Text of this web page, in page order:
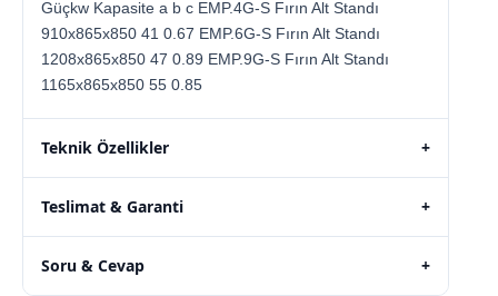
Güçkw Kapasite a b c EMP.4G-S Fırın Alt Standı
910x865x850 41 0.67 EMP.6G-S Fırın Alt Standı
1208x865x850 47 0.89 EMP.9G-S Fırın Alt Standı
1165x865x850 55 0.85
Teknik Özellikler +
Teslimat & Garanti +
Soru & Cevap +